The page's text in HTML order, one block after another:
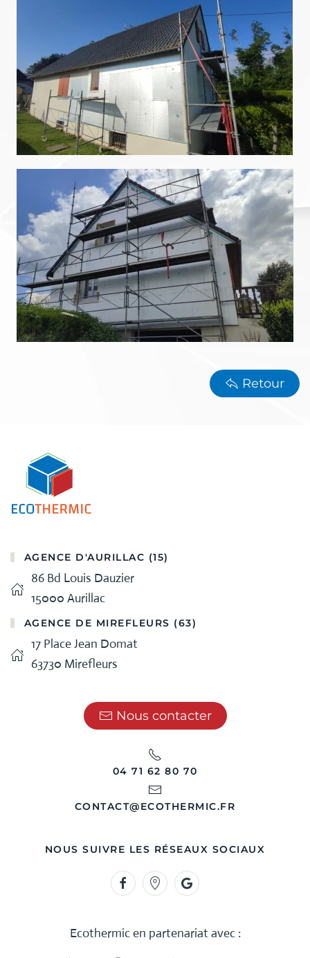
Retour
AGENCE D'AURILLAC (15)
86 Bd Louis Dauzier
15000 Aurillac
AGENCE DE MIREFLEURS (63)
17 Place Jean Domat
63730 Mirefleurs
Nous contacter
04 71 62 80 70
CONTACT@ECOTHERMIC.FR
NOUS SUIVRE LES RÉSEAUX SOCIAUX
Ecothermic en partenariat avec :